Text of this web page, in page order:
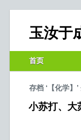
玉汝于
首页
存档 ‘【化学】
小苏打、大